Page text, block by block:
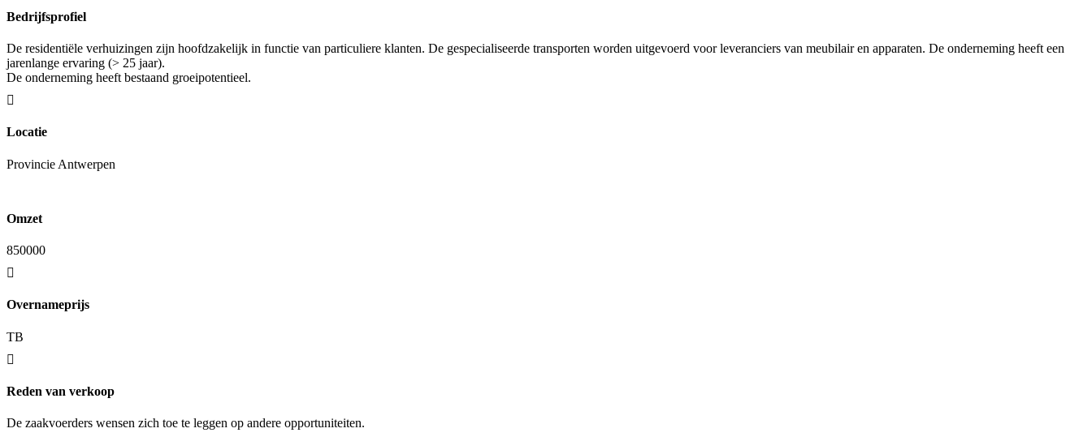
Bedrijfsprofiel
De residentiële verhuizingen zijn hoofdzakelijk in functie van particuliere klanten. De gespecialiseerde transporten worden uitgevoerd voor leveranciers van meubilair en apparaten. De onderneming heeft een
jarenlange ervaring (> 25 jaar).
De onderneming heeft bestaand groeipotentieel.
Locatie
Provincie Antwerpen
Omzet
850000
Overnameprijs
TB
Reden van verkoop
De zaakvoerders wensen zich toe te leggen op andere opportuniteiten.